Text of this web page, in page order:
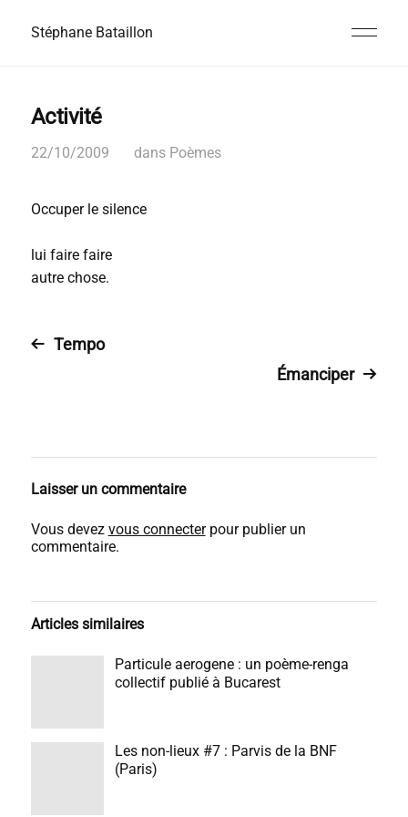
Stéphane Bataillon
Activité
22/10/2009 dans Poèmes
Occuper le silence
lui faire faire
autre chose.
Tempo
Émanciper
Laisser un commentaire
Vous devez vous connecterpour publier un
commentaire.
Articles similaires
Particule aerogene : un poème-renga
collectif publié à Bucarest
Les non-lieux #7 : Parvis de la BNF
(Paris)